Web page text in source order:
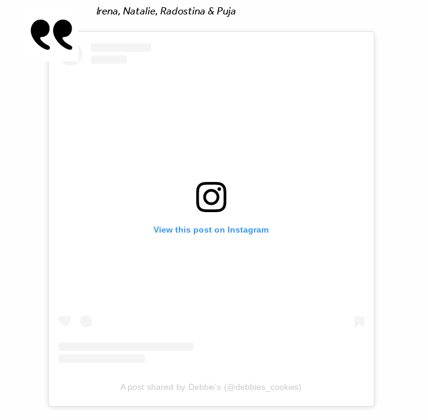
Irena, Natalie, Radostina & Puja
View this post on Instagram
A post shared by Debbie's (@debbies_cookies)